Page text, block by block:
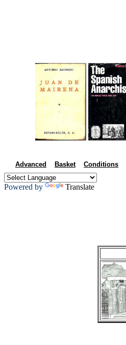
Advanced Basket Conditions
Powered by Translate